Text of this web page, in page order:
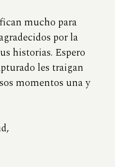
mucho para
por la
historias. Espero
les traigan
momentos una y